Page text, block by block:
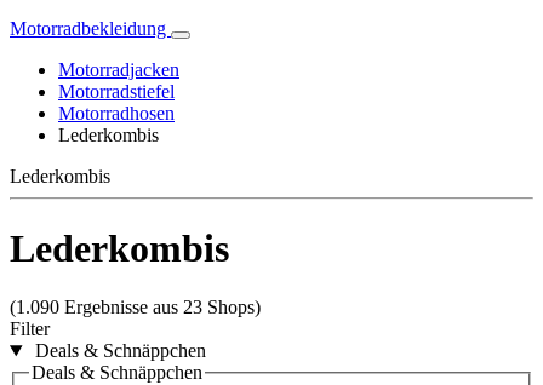
Motorradbekleidung
Motorradjacken
Motorradstiefel
Motorradhosen
Lederkombis
Lederkombis
Lederkombis
(1.090 Ergebnisse aus 23 Shops)
Filter
Deals & Schnäppchen
Deals & Schnäppchen